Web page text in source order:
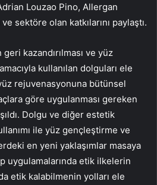
Louzao Pino, Allergan
sektöre olan katkılarını paylaştı.
kazandırılması ve yüz
kullanılan dolguları ele
rejuvenasyonuna bütünsel
göre uygulanması gereken
Dolgu ve diğer estetik
ile yüz gençleştirme ve
en yeni yaklaşımlar masaya
uygulamalarında etik ilkelerin
etik kalabilmenin yolları ele